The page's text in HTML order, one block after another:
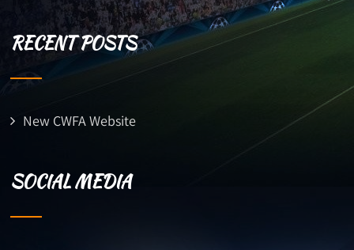
RECENT POSTS
New CWFA Website
SOCIAL MEDIA